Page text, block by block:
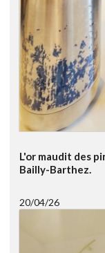
L'or maudit des
Bailly-Barthez.
20/04/26